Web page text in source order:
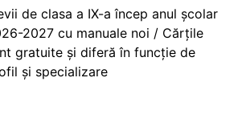
de clasa a IX-a încep anul școlar
2027 cu manuale noi / Cărțile
gratuite și diferă în funcție de
și specializare